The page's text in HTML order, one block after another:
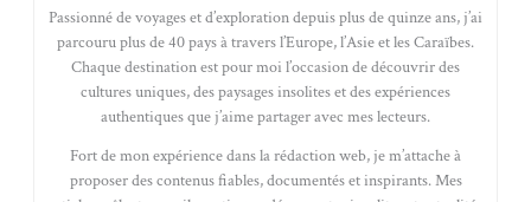
Passionné de voyages et d’exploration depuis plus de quinze ans, j’ai
parcouru plus de 40 pays à travers l’Europe, l’Asie et les Caraïbes.
Chaque destination est pour moi l’occasion de découvrir des
cultures uniques, des paysages insolites et des expériences
authentiques que j’aime partager avec mes lecteurs.
Fort de mon expérience dans la rédaction web, je m’attache à
proposer des contenus fiables, documentés et inspirants. Mes